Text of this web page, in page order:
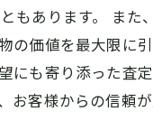
あります。 ま
価値を最大限に
も寄り添った査
客様からの信頼